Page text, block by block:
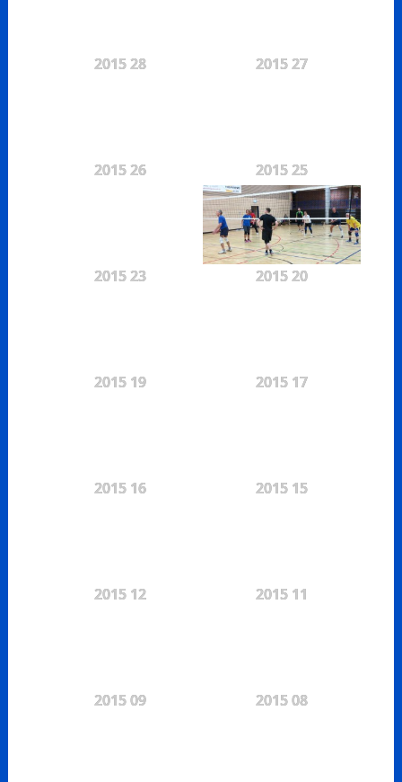
2015 28 2015 27
2015 26 2015 25
2015 23 2015 20
2015 19 2015 17
2015 16 2015 15
2015 12 2015 11
2015 09 2015 08